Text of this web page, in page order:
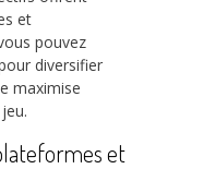
et
pouvez
diversifier
maximise
et